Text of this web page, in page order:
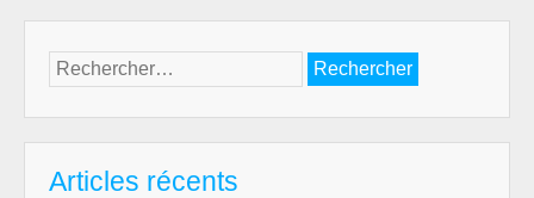
une
un
Rechercher :
Articles récents